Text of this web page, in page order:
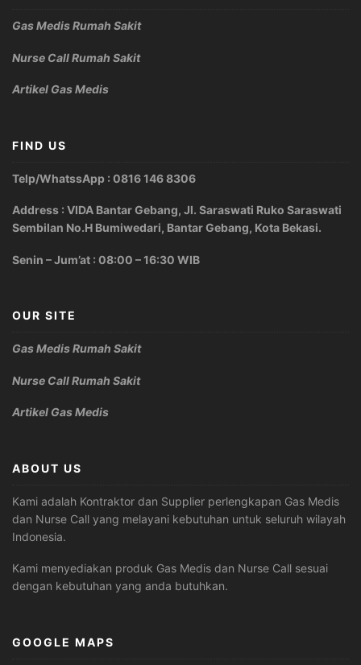
Gas Medis Rumah Sakit
Nurse Call Rumah Sakit
Artikel Gas Medis
FIND US
Telp/WhatssApp : 0816 146 8306
Address : VIDA Bantar Gebang, Jl. Saraswati Ruko Saraswati
Sembilan No.H Bumiwedari, Bantar Gebang, Kota Bekasi.
Senin – Jum’at : 08:00 – 16:30 WIB
OUR SITE
Gas Medis Rumah Sakit
Nurse Call Rumah Sakit
Artikel Gas Medis
ABOUT US
Kami adalah Kontraktor dan Supplier perlengkapan Gas Medis
dan Nurse Call yang melayani kebutuhan untuk seluruh wilayah
Indonesia.
Kami menyediakan produk Gas Medis dan Nurse Call sesuai
dengan kebutuhan yang anda butuhkan.
GOOGLE MAPS